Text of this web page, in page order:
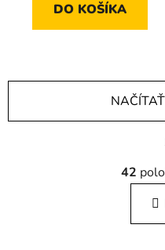
DO KOŠÍKA
42